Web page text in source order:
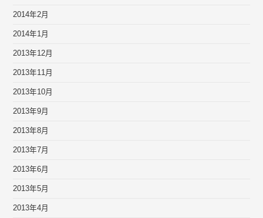
2014年2月
2014年1月
2013年12月
2013年11月
2013年10月
2013年9月
2013年8月
2013年7月
2013年6月
2013年5月
2013年4月